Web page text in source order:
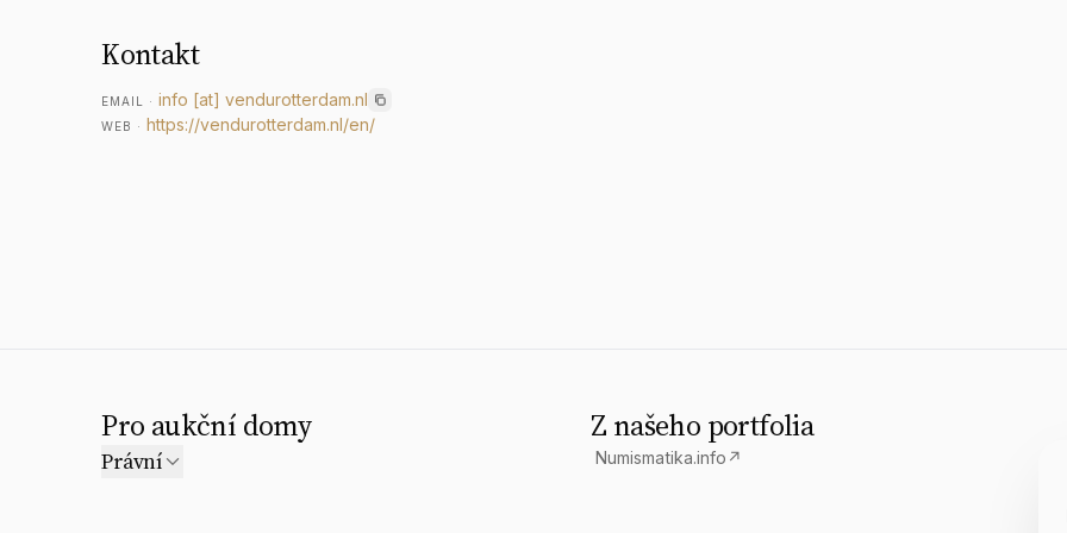
Kontakt
EMAIL · info [at]vendurotterdam.nl
WEB · https://vendurotterdam.nl/en/
Pro aukční domy
Právní
Z našeho portfolia
Numismatika.info ↗